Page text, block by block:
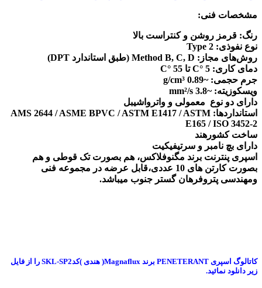
مشخصات فنی:
رنگ: قرمز روشن و کنتراست بالا
نوع نفوذی: Type 2
روش‌های مجاز: Method B, C, D (طبق استاندارد DPT)
دمای کاری: 5 °C تا 55 °C
جرم حجمی: ~0.89 g/cm³
ویسکوزیته: ~3.8 mm²/s
دارای دو نوع معمولی و واترواشیبل
استانداردها: AMS 2644 / ASME BPVC / ASTM E1417 / ASTM
E165 / ISO 3452‑2
ساخت کشورهند
دارای بچ نامبر و سرتیفیکیت
اسپری پنترنت برند مگنوفلاکس، هم بصورت تک قوطی و هم
بصورت کارتن های 10 عددی،قابل عرضه در مجموعه فنی
ومهندسی پتروفرهان گستر جنوب میباشد.
کاتالوگ اسپری PENETERANT برند Magnaflux( هندی )کدSKL-SP2 را از فایل
زیر دانلود نمائید.